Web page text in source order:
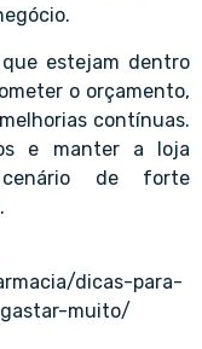
estejam dentro
o orçamento,
contínuas.
e manter a loja
de forte
dicas-para-
muito/